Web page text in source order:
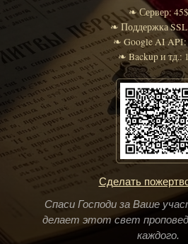
❧ Сервер: 45$
❧ Поддержка
❧ Google AI API:
❧ Backup и тд.:
Сделать
Спаси Господи за Ваше
делает этот свет
каждого.